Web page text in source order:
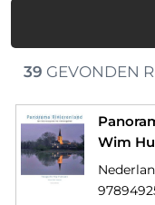
39 GEVONDEN
Wim